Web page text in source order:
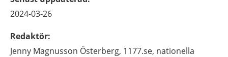
2024-03-26
Redaktör:
Jenny Magnusson Österberg, 1177.se, nationella